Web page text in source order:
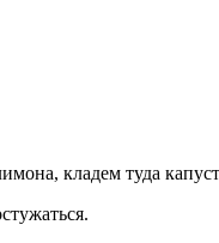
кладем туда